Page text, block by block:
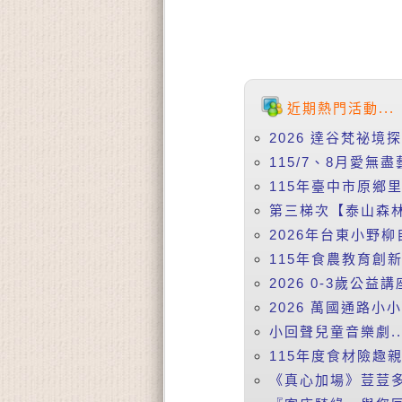
近期熱門活動...
2026 達谷梵祕境
115/7、8月愛無
115年臺中市原鄉
第三梯次【泰山森
2026年台東小野
115年食農教育創
2026 0-3歲公益講
2026 萬國通路小
小回聲兒童音樂劇
115年度食材險趣
《真心加場》荳